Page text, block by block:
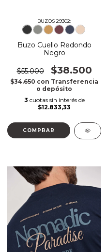
BUZOS 29302:
Buzo Cuello Redondo
Negro
$55.000 $38.500
$34.650 con Transferencia
o depósito
3 cuotas sin interés de
$12.833,33
COMPRAR